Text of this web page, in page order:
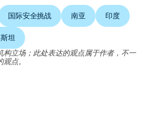
国际安全挑战 南亚 印度
坦
构立场；此处表达的观点属于作者，不一
点。